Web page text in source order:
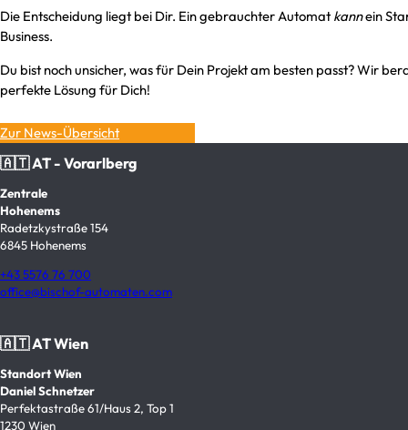
Die Entscheidung liegt bei Dir. Ein gebrauchter Automatkannein
Business.
Du bist noch unsicher, was für Dein Projekt am besten passt? Wir
perfekte Lösung für Dich!
Zur News-Übersicht
🇦🇹 AT - Vorarlberg
Zentrale
Hohenems
Radetzkystraße 154
6845 Hohenems
+43 5576 76 700
office@bischof-automaten.com
🇦🇹 AT Wien
Standort Wien
Daniel Schnetzer
Perfektastraße 61/Haus 2, Top 1
1230 Wien